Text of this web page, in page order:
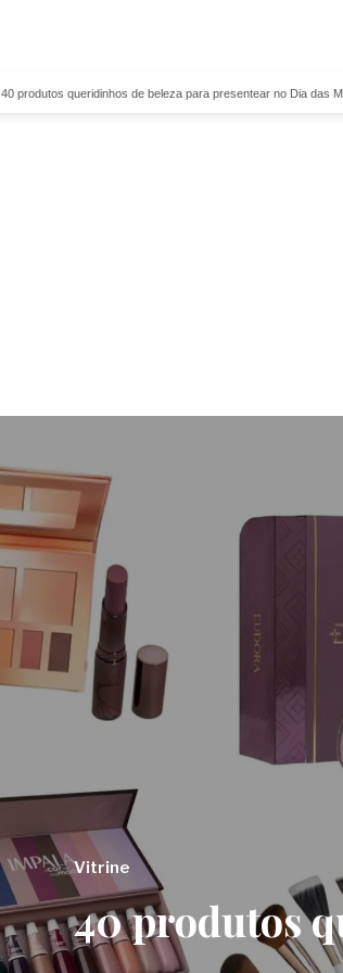
40 produtos queridinhos de beleza para presentear no Dia das
Vitrine
40 produtos